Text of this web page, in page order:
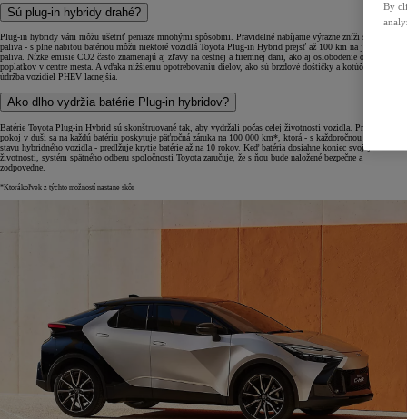
Sú plug-in hybridy drahé?
Plug-in hybridy vám môžu ušetriť peniaze mnohými spôsobmi. Pravidelné nabíjanie výrazne zníži spotrebu
paliva - s plne nabitou batériou môžu niektoré vozidlá Toyota Plug-in Hybrid prejsť až 100 km na jeden liter
paliva. Nízke emisie CO2 často znamenajú aj zľavy na cestnej a firemnej dani, ako aj oslobodenie od
poplatkov v centre mesta. A vďaka nižšiemu opotrebovaniu dielov, ako sú brzdové doštičky a kotúče, môže byť
údržba vozidiel PHEV lacnejšia.
Ako dlho vydržia batérie Plug-in hybridov?
Batérie Toyota Plug-in Hybrid sú skonštruované tak, aby vydržali počas celej životnosti vozidla. Pre väčší
pokoj v duši sa na každú batériu poskytuje päťročná záruka na 100 000 km*, ktorá - s každoročnou kontrolou
stavu hybridného vozidla - predlžuje krytie batérie až na 10 rokov. Keď batéria dosiahne koniec svojej
životnosti, systém spätného odberu spoločnosti Toyota zaručuje, že s ňou bude naložené bezpečne a
zodpovedne.
*Ktorákoľvek z týchto možností nastane skôr
By